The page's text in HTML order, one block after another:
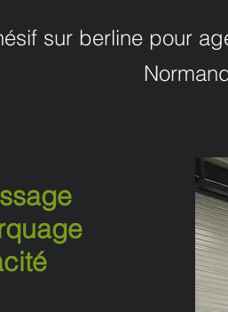
sur berline pour